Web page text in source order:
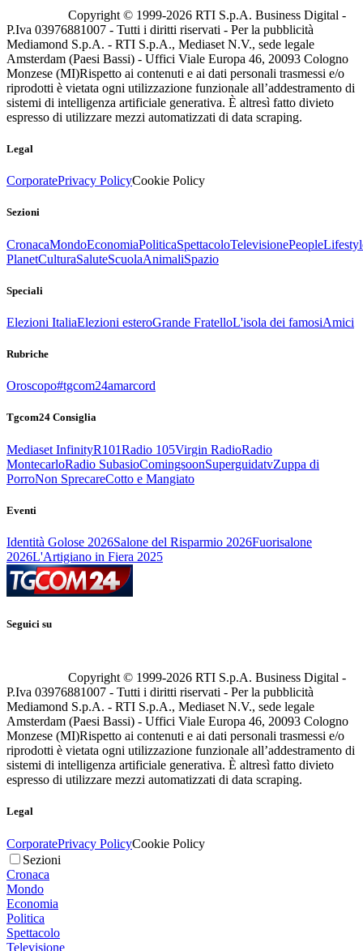
Copyright © 1999-2026 RTI S.p.A. Business Digital -
P.Iva 03976881007 - Tutti i diritti riservati - Per la pubblicità
Mediamond S.p.A. - RTI S.p.A., Mediaset N.V., sede legale
Amsterdam (Paesi Bassi) - Uffici Viale Europa 46, 20093 Cologno
Monzese (MI)Rispetto ai contenuti e ai dati personali trasmessi e/o
riprodotti è vietata ogni utilizzazione funzionale all’addestramento di
sistemi di intelligenza artificiale generativa. È altresì fatto divieto
espresso di utilizzare mezzi automatizzati di data scraping.
Legal
CorporatePrivacy PolicyCookie Policy
Sezioni
CronacaMondoEconomiaPoliticaSpettacoloTelevisionePeople
PlanetCulturaSaluteScuolaAnimaliSpazio
Speciali
Elezioni ItaliaElezioni esteroGrande FratelloL'isola dei famosiAmici
Rubriche
Oroscopo#tgcom24amarcord
Tgcom24 Consiglia
Mediaset InfinityR101Radio 105Virgin RadioRadio
MontecarloRadio SubasioComingsoonSuperguidatvZuppa di
PorroNon SprecareCotto e Mangiato
Eventi
Identità Golose 2026Salone del Risparmio 2026Fuorisalone
2026L'Artigiano in Fiera 2025
Seguici su
Copyright © 1999-2026 RTI S.p.A. Business Digital -
P.Iva 03976881007 - Tutti i diritti riservati - Per la pubblicità
Mediamond S.p.A. - RTI S.p.A., Mediaset N.V., sede legale
Amsterdam (Paesi Bassi) - Uffici Viale Europa 46, 20093 Cologno
Monzese (MI)Rispetto ai contenuti e ai dati personali trasmessi e/o
riprodotti è vietata ogni utilizzazione funzionale all’addestramento di
sistemi di intelligenza artificiale generativa. È altresì fatto divieto
espresso di utilizzare mezzi automatizzati di data scraping.
Legal
CorporatePrivacy PolicyCookie Policy
Sezioni
Cronaca
Mondo
Economia
Politica
Spettacolo
Televisione